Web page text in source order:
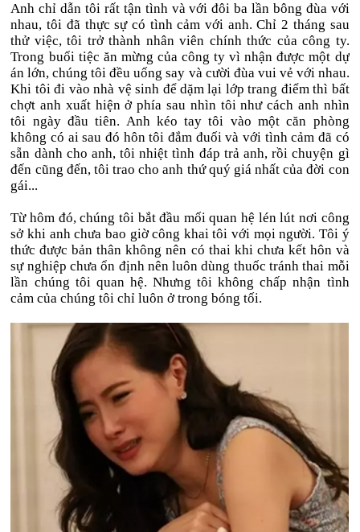
Anh chỉ dẫn tôi rất tận tình và với đôi ba lần bông đùa với
nhau, tôi đã thực sự có tình cảm với anh. Chỉ 2 tháng sau
thử việc, tôi trở thành nhân viên chính thức của công ty.
Trong buổi tiệc ăn mừng của công ty vì nhận được một dự
án lớn, chúng tôi đều uống say và cười đùa vui vẻ với nhau.
Khi tôi đi vào nhà vệ sinh để dặm lại lớp trang điểm thì bất
chợt anh xuất hiện ở phía sau nhìn tôi như cách anh nhìn
tôi ngày đầu tiên. Anh kéo tay tôi vào một căn phòng
không có ai sau đó hôn tôi đắm đuối và với tình cảm đã có
sẵn dành cho anh, tôi nhiệt tình đáp trả anh, rồi chuyện gì
đến cũng đến, tôi trao cho anh thứ quý giá nhất của đời con
gái...
Từ hôm đó, chúng tôi bắt đầu mối quan hệ lén lút nơi công
sở khi anh chưa bao giờ công khai tôi với mọi người. Tôi ý
thức được bản thân không nên có thai khi chưa kết hôn và
sự nghiệp chưa ổn định nên luôn dùng thuốc tránh thai mỗi
lần chúng tôi quan hệ. Nhưng tôi không chấp nhận tình
cảm của chúng tôi chỉ luôn ở trong bóng tối.